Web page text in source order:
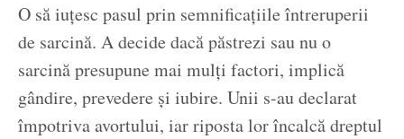
O să iuțesc pasul prin semnificațiile întreruperii
de sarcină. A decide dacă păstrezi sau nu o
sarcină presupune mai mulți factori, implică
gândire, prevedere și iubire. Unii s-au declarat
împotriva avortului, iar riposta lor încalcă dreptul